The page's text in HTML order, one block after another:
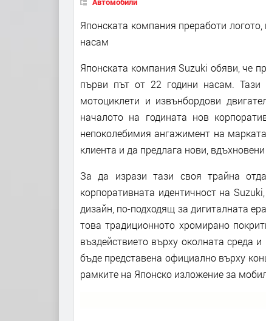
Японската компания преработи
насам
Японската компания Suzuki обяви, че
първи път от 22 години насам. Тази
мотоциклети и извънбордови
началото на годината нов
непоколебимия ангажимент на
клиента и да предлага нови,
За да изрази тази своя трайна
корпоративната идентичност на
дизайн, по-подходящ за дигиталната
това традиционното хромирано
въздействието върху околната
бъде представена официално върху
рамките на Японско изложение за